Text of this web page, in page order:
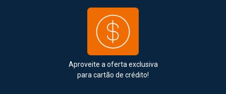
Aproveite a oferta exclusiva
para cartão de crédito!